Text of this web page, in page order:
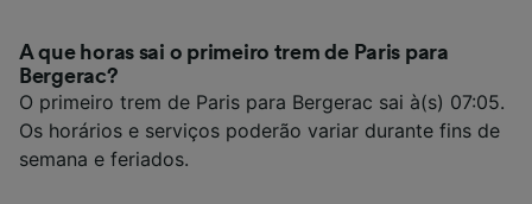
A que horas sai o primeiro trem de Paris para
Bergerac?
O primeiro trem de Paris para Bergerac sai à(s) 07:05.
Os horários e serviços poderão variar durante fins de
semana e feriados.